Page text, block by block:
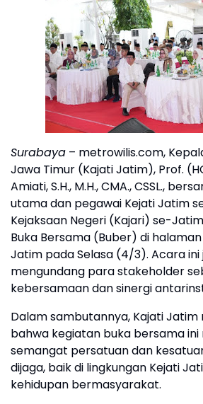
Surabaya – metrowilis.com,
Jawa Timur (Kajati Jatim), Prof.
Amiati, S.H., M.H., CMA., CSSL.,
utama dan pegawai Kejati Jatim
Kejaksaan Negeri (Kajari) se-
Buka Bersama (Buber) di
Jatim pada Selasa (4/3). Acara ini
mengundang para stakeholder
kebersamaan dan sinergi
Dalam sambutannya, Kajati Jatim
bahwa kegiatan buka bersama
semangat persatuan dan
dijaga, baik di lingkungan Kejati
kehidupan bermasyarakat.